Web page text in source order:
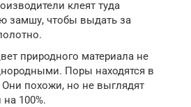
клеят туда
замшу, чтобы выдать за
природного материала не
Поры находятся в
Они похожи, но не выглядят
100%.